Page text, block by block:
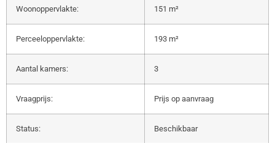
Woonoppervlakte: 151 m²
Perceeloppervlakte: 193 m²
Aantal kamers: 3
Vraagprijs: Prijs op aanvraag
Status: Beschikbaar